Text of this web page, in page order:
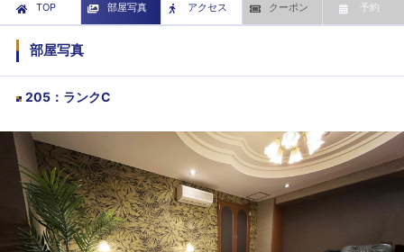
TOP 部屋写真 アクセス クーポン 予約
部屋写真
205 ： ランクC